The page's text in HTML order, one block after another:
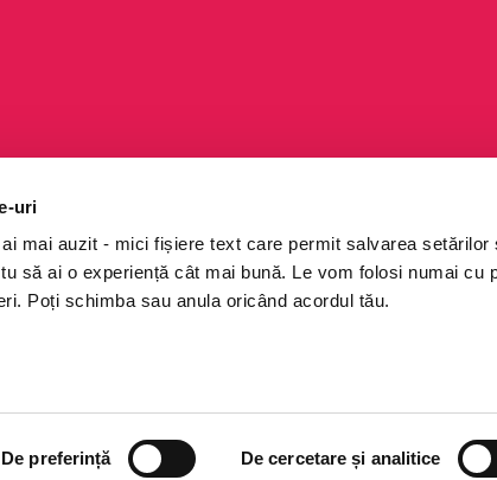
uri
mai auzit - mici fișiere text care permit salvarea setărilor
să ai o experiență cât mai bună. Le vom folosi numai cu
Poți schimba sau anula oricând acordul tău.
De preferință De cercetare și analitice
rezervate.